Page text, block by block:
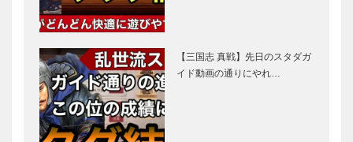
【三国志 真戦】先日のスタダガ
イド動画の通りにやれ…